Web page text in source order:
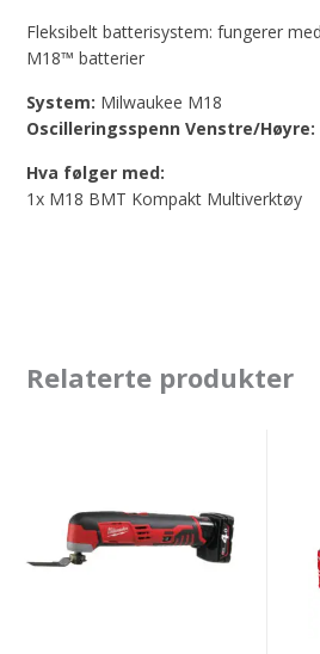
Fleksibelt batterisystem: fungerer
M18™ batterier
System: Milwaukee M18
Oscilleringsspenn Venstre/Høyre:
Hva følger med:
1x M18 BMT Kompakt Multiverktøy
Relaterte produkter
Kompakt